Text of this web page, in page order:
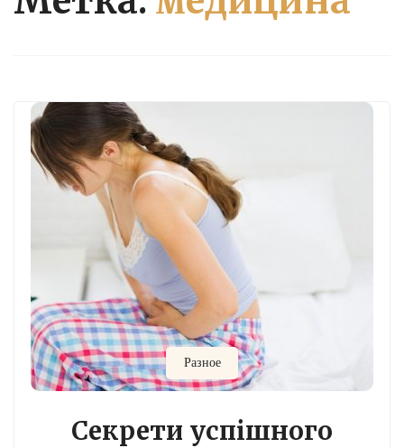
Разное
Секрети успішного